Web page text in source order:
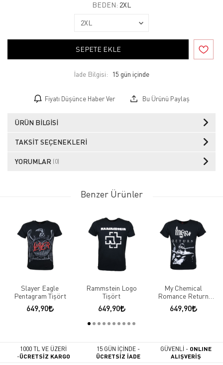
BEDEN: 2XL
SEPETE EKLE
İade Bilgisi:
Fiyatı Düşünce Haber Ver Bu Ürünü Paylaş
ÜRÜN BILGISI
TAKSIT SEÇENEKLERI
YORUMLAR (0)
Benzer Ürünler
Slayer Eagle
Pentagram Tişört
649,90
Rammstein Logo
Tişört
649,90
My Chemical
Romance Return
Tişört
649,90
1000 TL VE ÜZERİ
-ÜCRETSİZ KARGO
15 GÜN İÇİNDE -
ÜCRETSİZ İADE
GÜVENLİ - ONLINE
ALIŞVERİŞ